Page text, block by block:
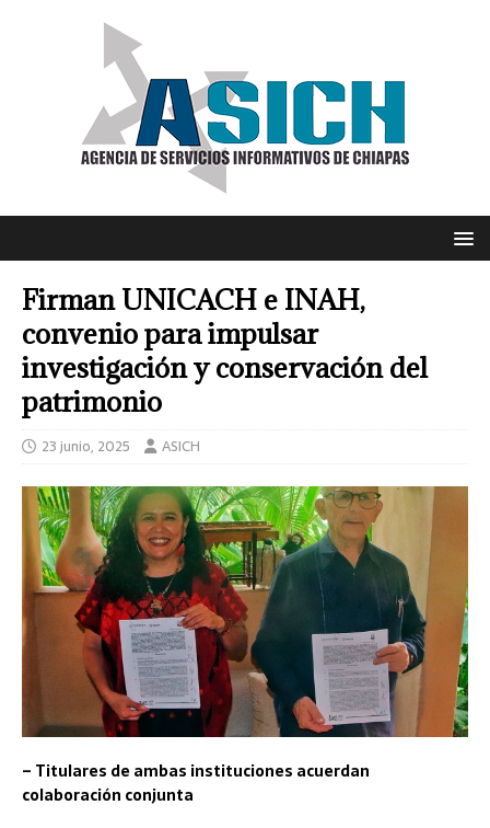
Firman UNICACH e INAH,
convenio para impulsar
investigación y conservación del
patrimonio
23 junio, 2025 ASICH
– Titulares de ambas instituciones acuerdan
colaboración conjunta